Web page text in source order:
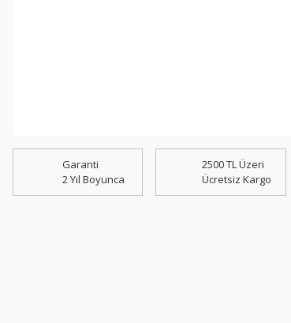
Garanti
2 Yıl Boyunca
2500 TL Üzeri
Ücretsiz Kargo